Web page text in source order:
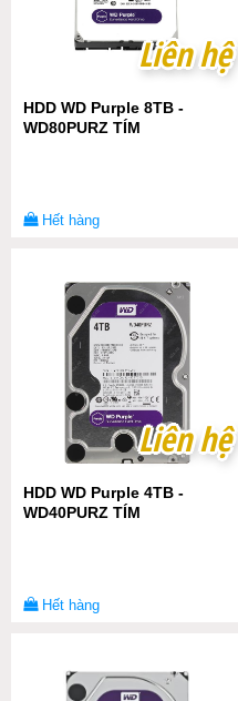
Liên hệ
Liên hệ
HDD WD Purple 8TB -
WD80PURZ TÍM
Hết hàng
Liên hệ
Liên hệ
HDD WD Purple 4TB -
WD40PURZ TÍM
Hết hàng